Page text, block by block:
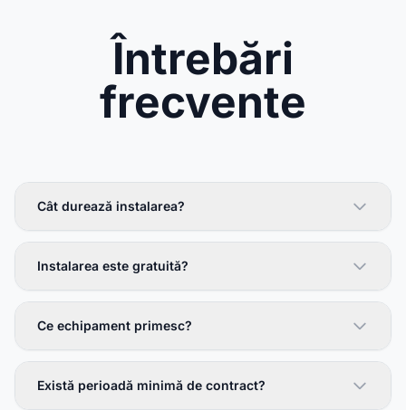
Întrebări
frecvente
Cât durează instalarea?
Instalarea este gratuită?
Ce echipament primesc?
Există perioadă minimă de contract?